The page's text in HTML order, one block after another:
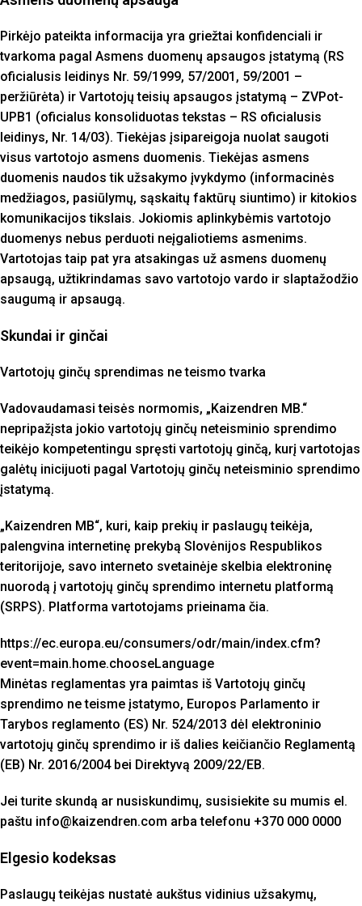
Pirkėjo pateikta informacija yra griežtai konfidenciali ir
tvarkoma pagal Asmens duomenų apsaugos įstatymą (RS
oficialusis leidinys Nr. 59/1999, 57/2001, 59/2001 –
peržiūrėta) ir Vartotojų teisių apsaugos įstatymą – ZVPot-
UPB1 (oficialus konsoliduotas tekstas – RS oficialusis
leidinys, Nr. 14/03). Tiekėjas įsipareigoja nuolat saugoti
visus vartotojo asmens duomenis. Tiekėjas asmens
duomenis naudos tik užsakymo įvykdymo (informacinės
medžiagos, pasiūlymų, sąskaitų faktūrų siuntimo) ir kitokios
komunikacijos tikslais. Jokiomis aplinkybėmis vartotojo
duomenys nebus perduoti neįgaliotiems asmenims.
Vartotojas taip pat yra atsakingas už asmens duomenų
apsaugą, užtikrindamas savo vartotojo vardo ir slaptažodžio
saugumą ir apsaugą.
Skundai ir ginčai
Vartotojų ginčų sprendimas ne teismo tvarka
Vadovaudamasi teisės normomis, „Kaizendren MB.“
nepripažįsta jokio vartotojų ginčų neteisminio sprendimo
teikėjo kompetentingu spręsti vartotojų ginčą, kurį vartotojas
galėtų inicijuoti pagal Vartotojų ginčų neteisminio sprendimo
įstatymą.
„Kaizendren MB“, kuri, kaip prekių ir paslaugų teikėja,
palengvina internetinę prekybą Slovėnijos Respublikos
teritorijoje, savo interneto svetainėje skelbia elektroninę
nuorodą į vartotojų ginčų sprendimo internetu platformą
(SRPS). Platforma vartotojams prieinama čia.
https://ec.europa.eu/consumers/odr/main/index.cfm?
event=main.home.chooseLanguage
Minėtas reglamentas yra paimtas iš Vartotojų ginčų
sprendimo ne teisme įstatymo, Europos Parlamento ir
Tarybos reglamento (ES) Nr. 524/2013 dėl elektroninio
vartotojų ginčų sprendimo ir iš dalies keičiančio Reglamentą
(EB) Nr. 2016/2004 bei Direktyvą 2009/22/EB.
Jei turite skundą ar nusiskundimų, susisiekite su mumis el.
paštu info@kaizendren.com arba telefonu +370 000 0000
Elgesio kodeksas
Paslaugų teikėjas nustatė aukštus vidinius užsakymų,